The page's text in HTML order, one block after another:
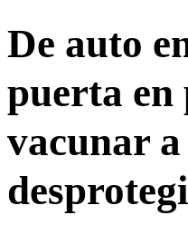
De auto
puerta en
vacunar a